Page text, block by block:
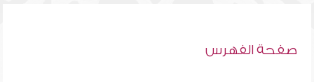
صفحة الفهرس